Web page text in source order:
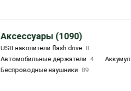
Аксессуары (1090)
USB накопители flash drive 8
Автомобильные держатели 4
Беспроводные наушники 89